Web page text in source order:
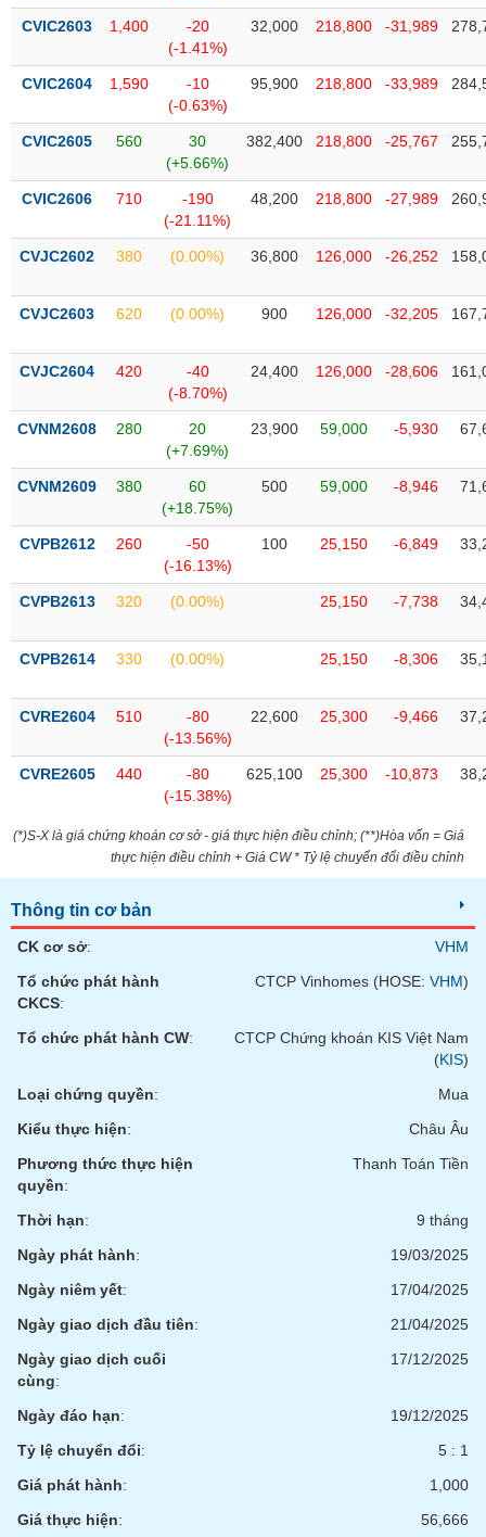
CVIC2603 1,400
-20
(-1.41%)
32,000 218,800 -31,989
CVIC2604 1,590
-10
(-0.63%)
95,900 218,800 -33,989
CVIC2605 560
30
(+5.66%)
382,400 218,800 -25,767
CVIC2606 710
-190
(-21.11%)
48,200 218,800 -27,989
CVJC2602 380 (0.00%) 36,800 126,000 -26,252
CVJC2603 620 (0.00%) 900 126,000 -32,205
CVJC2604 420
-40
(-8.70%)
24,400 126,000 -28,606
CVNM2608 280
20
(+7.69%)
23,900 59,000 -5,930
CVNM2609 380
60
(+18.75%)
500 59,000 -8,946
CVPB2612 260
-50
(-16.13%)
100 25,150 -6,849
CVPB2613 320 (0.00%) 25,150 -7,738
CVPB2614 330 (0.00%) 25,150 -8,306
CVRE2604 510
-80
(-13.56%)
22,600 25,300 -9,466
CVRE2605 440
-80
(-15.38%)
625,100 25,300 -10,873
(*)S-X là giá chứng khoán cơ sở - giá thực hiện điều chỉnh; (**)Hòa vốn = Giá
thực hiện điều chỉnh + Giá CW * Tỷ lệ chuyển đổi điều chỉnh
Thông tin cơ bản
CK cơ sở:
VHM
Tổ chức phát hành
CKCS:
CTCP Vinhomes (HOSE: VHM)
Tổ chức phát hành CW:
CTCP Chứng khoán KIS Việt Nam
(KIS)
Loại chứng quyền:
Mua
Kiểu thực hiện:
Châu Âu
Phương thức thực hiện
quyền:
Thanh Toán Tiền
Thời hạn:
9 tháng
Ngày phát hành:
19/03/2025
Ngày niêm yết:
17/04/2025
Ngày giao dịch đầu tiên:
21/04/2025
Ngày giao dịch cuối
cùng:
17/12/2025
Ngày đáo hạn:
19/12/2025
Tỷ lệ chuyển đổi:
5 : 1
Giá phát hành:
1,000
Giá thực hiện: 56,666
chính
Công
cụ
tư
Truyền
thông
chính
Dữ
liệu
chính